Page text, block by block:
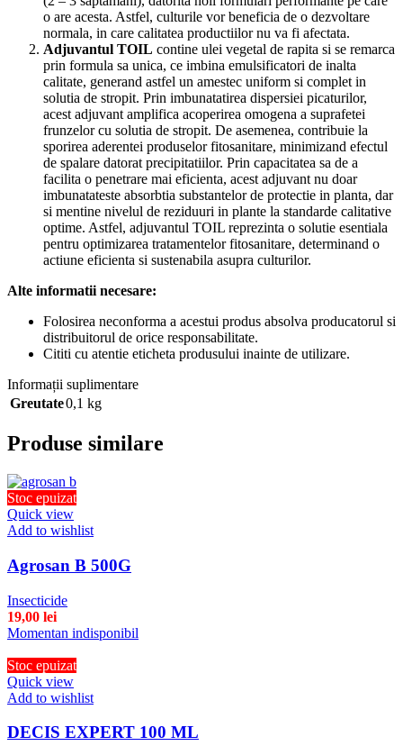
o are acesta. Astfel, culturile vor beneficia de o dezvoltare
normala, in care calitatea productiilor nu va fi afectata.
Adjuvantul TOIL contine ulei vegetal de rapita si se remarca
prin formula sa unica, ce imbina emulsificatori de inalta
calitate, generand astfel un amestec uniform si complet in
solutia de stropit. Prin imbunatatirea dispersiei picaturilor,
acest adjuvant amplifica acoperirea omogena a suprafetei
frunzelor cu solutia de stropit. De asemenea, contribuie la
sporirea aderentei produselor fitosanitare, minimizand efectul
de spalare datorat precipitatiilor. Prin capacitatea sa de a
facilita o penetrare mai eficienta, acest adjuvant nu doar
imbunatateste absorbtia substantelor de protectie in planta, dar
si mentine nivelul de reziduuri in plante la standarde calitative
optime. Astfel, adjuvantul TOIL reprezinta o solutie esentiala
pentru optimizarea tratamentelor fitosanitare, determinand o
actiune eficienta si sustenabila asupra culturilor.
Alte informatii necesare:
Folosirea neconforma a acestui produs absolva producatorul si
distribuitorul de orice responsabilitate.
Cititi cu atentie eticheta produsului inainte de utilizare.
Informații suplimentare
Greutate0,1 kg
Produse similare
Stoc epuizat
Quick view
Add to wishlist
Agrosan B 500G
Insecticide
19,00 lei
Momentan indisponibil
Stoc epuizat
Quick view
Add to wishlist
DECIS EXPERT 100 ML